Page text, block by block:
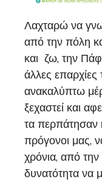
Λαχταρώ να
από την πόλη
και ζω, την
άλλες
ανακαλύπτω
ξεχαστεί και
τα περπάτησαν
πρόγονοι μας,
χρόνια, από την
δυνατότητα να